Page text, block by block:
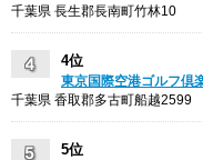
千葉県 長生郡長南町竹林10
4位
東京国際空港ゴルフ倶
千葉県 香取郡多古町船越2599
5位